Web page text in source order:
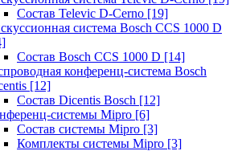
Состав Televic D-Cerno [19]
система Bosch CCS 1000 D
Состав Bosch CCS 1000 D [14]
конференц-система Bosch
[12]
Состав Dicentis Bosch [12]
системы Mipro [6]
Состав системы Mipro [3]
Комплекты системы Mipro [3]